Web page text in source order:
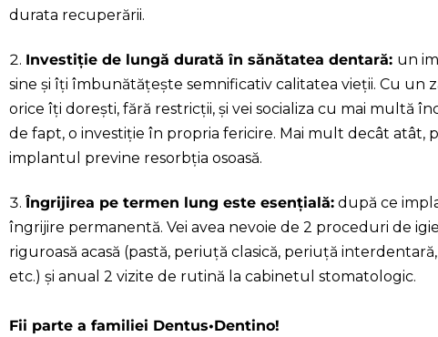
durata recuperării.
Investiție de lungă durată în sănătatea dentară: un
sine și îți îmbunătățește semnificativ calitatea vieții. Cu un
orice îți dorești, fără restricții, și vei socializa cu mai multă
de fapt, o investiție în propria fericire. Mai mult decât atât,
implantul previne resorbția osoasă.
Îngrijirea pe termen lung este esențială: după ce
îngrijire permanentă. Vei avea nevoie de 2 proceduri de
riguroasă acasă (pastă, periuță clasică, periuță
etc.) și anual 2 vizite de rutină la cabinetul stomatologic.
Fii parte a familiei Dentus•Dentino!